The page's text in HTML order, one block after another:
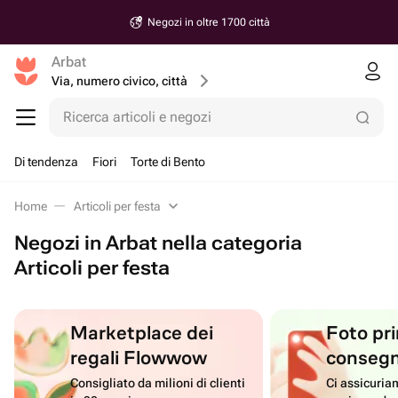
Negozi in oltre 1700 città
Arbat
Via, numero civico, città
Ricerca articoli e negozi
Di tendenza Fiori Torte di Bento
Home Articoli per festa
Negozi in Arbat nella categoria
Articoli per festa
Marketplace dei
regali Flowwow
Consigliato da milioni di clienti
Foto
Ci